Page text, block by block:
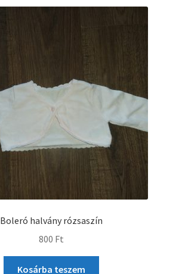
Boleró halvány rózsaszín
800 Ft
Kosárba teszem